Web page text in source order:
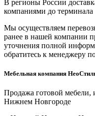
В регионы России
компаниями до терминала
Мы осуществляем
ранее в нашей компании
уточнения полной
обратитесь к менеджеру
Мебельная компания
Продажа готовой мебели,
Нижнем Новгороде